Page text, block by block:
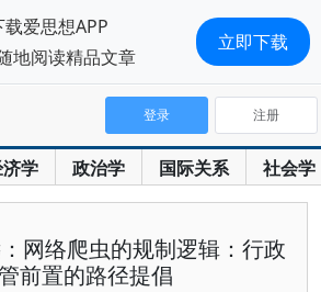
学 政治学 国际关系 社会学
登录 注册
网络爬虫的规制逻辑：行政
前置的路径提倡
载爱思想APP
地阅读精品文章
立即下载